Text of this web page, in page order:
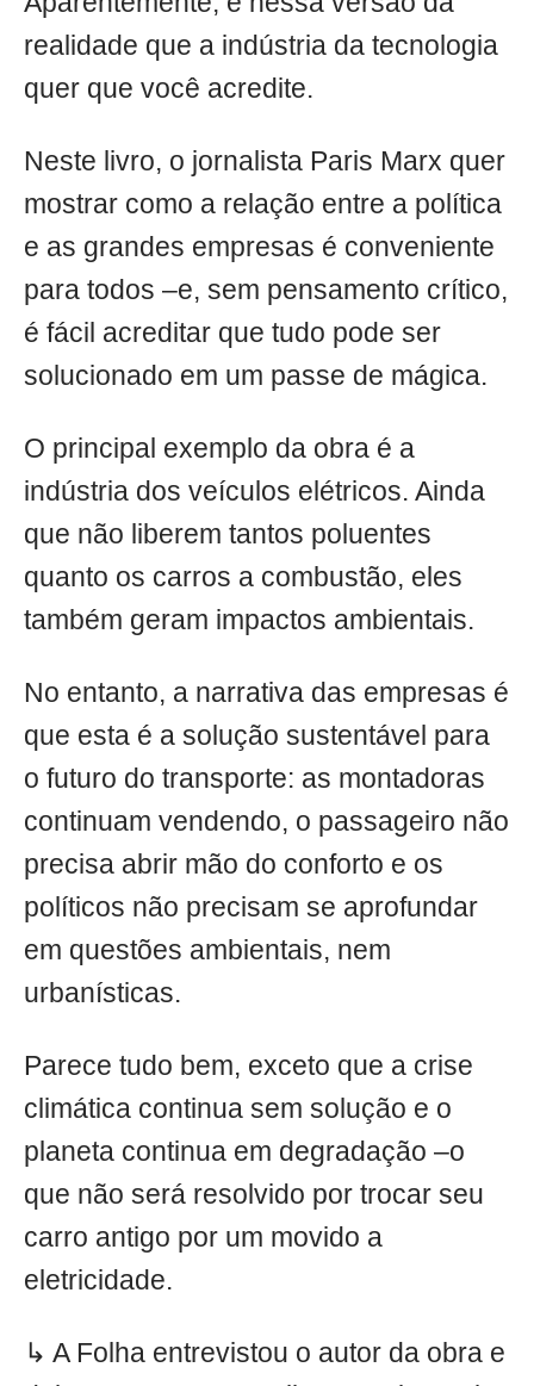
realidade que a indústria da tecnologia
quer que você acredite.
Neste livro, o jornalista Paris Marx quer
mostrar como a relação entre a política
e as grandes empresas é conveniente
para todos –e, sem pensamento crítico,
é fácil acreditar que tudo pode ser
solucionado em um passe de mágica.
O principal exemplo da obra é a
indústria dos veículos elétricos. Ainda
que não liberem tantos poluentes
quanto os carros a combustão, eles
também geram impactos ambientais.
No entanto, a narrativa das empresas é
que esta é a solução sustentável para
o futuro do transporte: as montadoras
continuam vendendo, o passageiro não
precisa abrir mão do conforto e os
políticos não precisam se aprofundar
em questões ambientais, nem
urbanísticas.
Parece tudo bem, exceto que a crise
climática continua sem solução e o
planeta continua em degradação –o
que não será resolvido por trocar seu
carro antigo por um movido a
eletricidade.
↳ A Folha entrevistou o autor da obra e